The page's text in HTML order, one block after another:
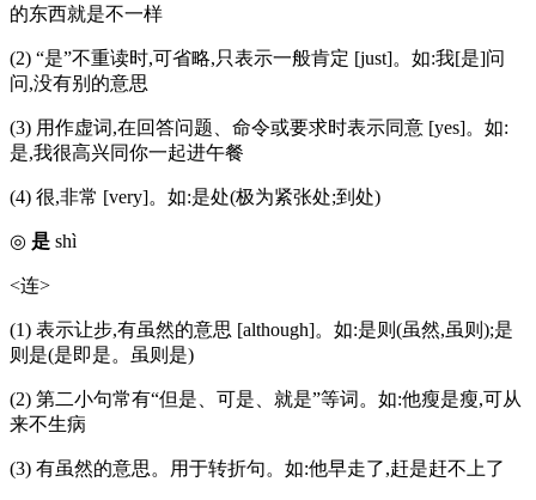
的东西就是不一样
(2) “是”不重读时,可省略,只表示一般肯定 [just]。如:我[是]问
问,没有别的意思
(3) 用作虚词,在回答问题、命令或要求时表示同意 [yes]。如:
是,我很高兴同你一起进午餐
(4) 很,非常 [very]。如:是处(极为紧张处;到处)
◎ 是 shì
<连>
(1) 表示让步,有虽然的意思 [although]。如:是则(虽然,虽则);是
则是(是即是。虽则是)
(2) 第二小句常有“但是、可是、就是”等词。如:他瘦是瘦,可从
来不生病
(3) 有虽然的意思。用于转折句。如:他早走了,赶是赶不上了